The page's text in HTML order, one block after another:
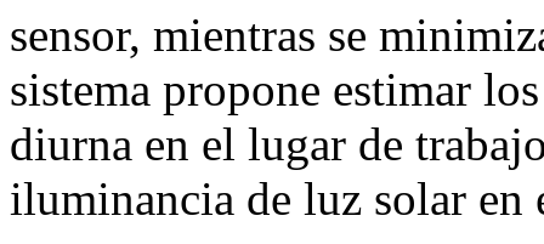
sensor, mientras se
sistema propone estimar
diurna en el lugar de
iluminancia de luz solar en